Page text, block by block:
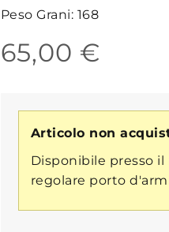
Peso Grani: 168
65,00 €
Articolo non
Disponibile presso
regolare porto